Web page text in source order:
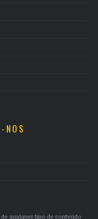
NOS
qualquer tipo de conteúdo